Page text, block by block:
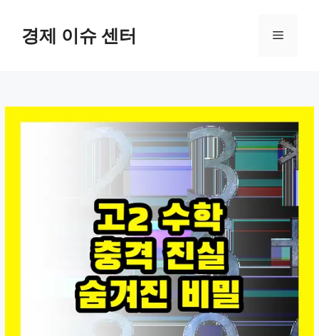
경제 이슈 센터 메